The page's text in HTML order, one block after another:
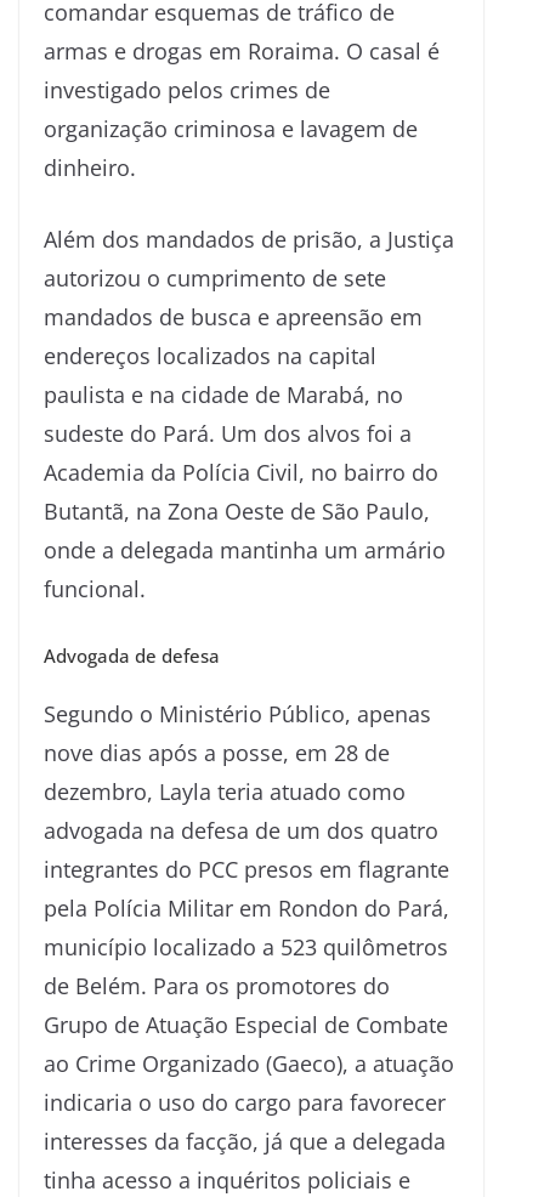
comandar esquemas de tráfico de
armas e drogas em Roraima. O casal é
investigado pelos crimes de
organização criminosa e lavagem de
dinheiro.
Além dos mandados de prisão, a Justiça
autorizou o cumprimento de sete
mandados de busca e apreensão em
endereços localizados na capital
paulista e na cidade de Marabá, no
sudeste do Pará. Um dos alvos foi a
Academia da Polícia Civil, no bairro do
Butantã, na Zona Oeste de São Paulo,
onde a delegada mantinha um armário
funcional.
Advogada de defesa
Segundo o Ministério Público, apenas
nove dias após a posse, em 28 de
dezembro, Layla teria atuado como
advogada na defesa de um dos quatro
integrantes do PCC presos em flagrante
pela Polícia Militar em Rondon do Pará,
município localizado a 523 quilômetros
de Belém. Para os promotores do
Grupo de Atuação Especial de Combate
ao Crime Organizado (Gaeco), a atuação
indicaria o uso do cargo para favorecer
interesses da facção, já que a delegada
tinha acesso a inquéritos policiais e